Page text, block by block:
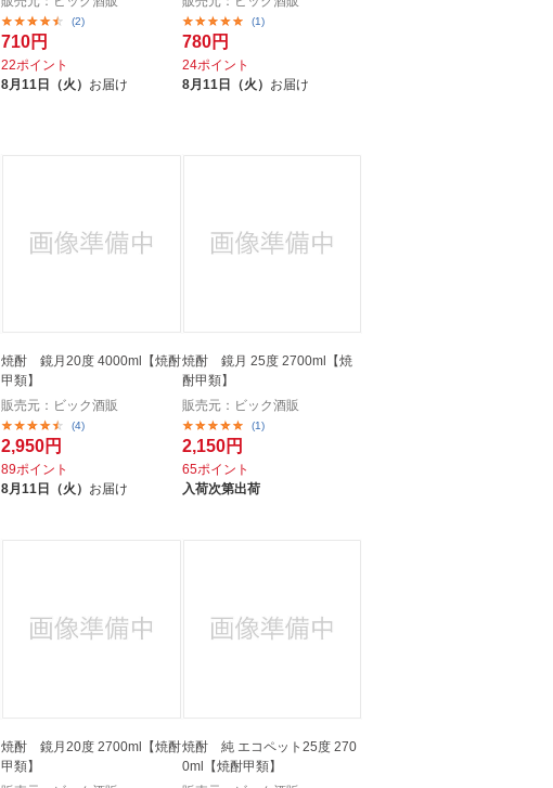
(2)
710円
22ポイント
8月11日（火） お届け
(1)
780円
24ポイント
8月11日（火） お届け
焼酎 鏡月20度 4000ml【焼酎
甲類】
販売元：ビック酒販
(4)
2,950円
89ポイント
8月11日（火） お届け
焼酎 鏡月 25度 2700ml【焼
酎甲類】
販売元：ビック酒販
(1)
2,150円
65ポイント
入荷次第出荷
焼酎 鏡月20度 2700ml【焼酎
甲類】
焼酎 純 エコペット25度 270
0ml【焼酎甲類】